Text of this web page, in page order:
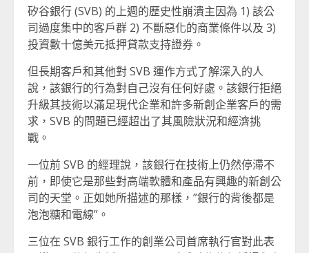
矽谷銀行 (SVB) 的上週的歷史性崩潰主因為 1) 該公
司過度集中的客戶群 2) 不斷惡化的商業條件以及 3)
投資數十億美元抵押貸款支持證券。
但長期客戶和其他對 SVB 運作方式了解深入的人
說，該銀行的行為對自己沒有任何好處。該銀行拒絕
升級其技術以滿足現代企業和許多新創企業客戶的需
求，SVB 的問題已經超出了其風險狀況和經濟挑
戰。
一位前 SVB 的經理說，該銀行在技術上仍然停滯不
前，即使它是那些對高端軟體和產品有興趣的新創公
司的天堂。正如她所描述的那樣，”銀行的背後都是
泡泡糖和電線”。
三位在 SVB 銀行工作的創業公司首席執行官對此表